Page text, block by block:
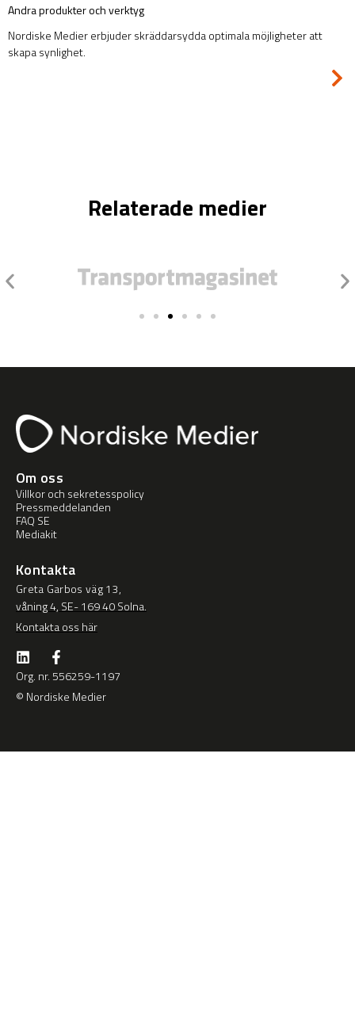
Andra produkter och verktyg
Nordiske Medier erbjuder skräddarsydda optimala möjligheter att
skapa synlighet.
Relaterade medier
Om oss
Villkor och sekretesspolicy
Pressmeddelanden
FAQ SE
Mediakit
Kontakta
Greta Garbos väg 13,
våning 4, SE- 169 40 Solna.
Kontakta oss här
Org. nr. 556259-1197
© Nordiske Medier